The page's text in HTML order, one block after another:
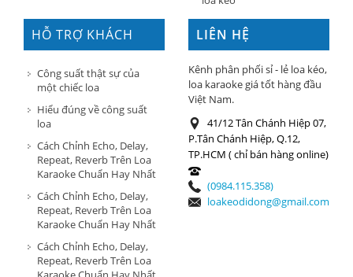
HỖ TRỢ KHÁCH
HÀNG
Công suất thật sự của
một chiếc loa
Hiểu đúng về công suất
loa
Cách Chỉnh Echo, Delay,
Repeat, Reverb Trên Loa
Karaoke Chuẩn Hay Nhất
Cách Chỉnh Echo, Delay,
Repeat, Reverb Trên Loa
Karaoke Chuẩn Hay Nhất
Cách Chỉnh Echo, Delay,
Repeat, Reverb Trên Loa
LIÊN HỆ
Kênh phân phối sỉ - lẻ loa kéo,
loa karaoke giá tốt hàng đầu
Việt Nam.
41/12 Tân Chánh Hiệp 07,
P.Tân Chánh Hiệp, Q.12,
TP.HCM ( chỉ bán hàng online)
(0984.115.358)
loakeodidong@gmail.com